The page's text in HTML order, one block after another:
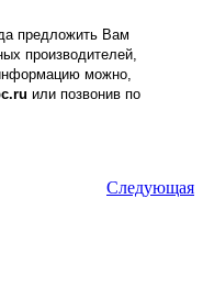
предложить Вам
производителей,
можно,
или позвонив по
Следующая